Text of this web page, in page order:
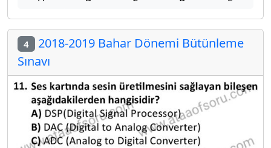
4 2018-2019 Bahar Dönemi Bütünleme
Sınavı